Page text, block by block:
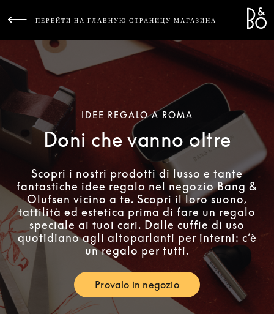
ПЕРЕЙТИ НА ГЛАВНУЮ СТРАНИЦУ МАГАЗИНА
IDEE REGALO A ROMA
Doni che vanno oltre
Scopri i nostri prodotti di lusso e tante
fantastiche idee regalo nel negozio Bang &
Olufsen vicino a te. Scopri il loro suono,
tattilità ed estetica prima di fare un regalo
speciale ai tuoi cari. Dalle cuffie di uso
quotidiano agli altoparlanti per interni: c’è
un regalo per tutti.
Provalo in negozioLink Opens in New Tab